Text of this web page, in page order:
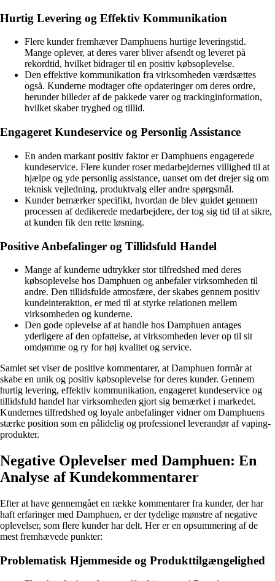
Hurtig Levering og Effektiv Kommunikation
Flere kunder fremhæver Damphuens hurtige leveringstid.
Mange oplever, at deres varer bliver afsendt og leveret på
rekordtid, hvilket bidrager til en positiv købsoplevelse.
Den effektive kommunikation fra virksomheden værdsættes
også. Kunderne modtager ofte opdateringer om deres ordre,
herunder billeder af de pakkede varer og trackinginformation,
hvilket skaber tryghed og tillid.
Engageret Kundeservice og Personlig Assistance
En anden markant positiv faktor er Damphuens engagerede
kundeservice. Flere kunder roser medarbejdernes villighed til at
hjælpe og yde personlig assistance, uanset om det drejer sig om
teknisk vejledning, produktvalg eller andre spørgsmål.
Kunder bemærker specifikt, hvordan de blev guidet gennem
processen af dedikerede medarbejdere, der tog sig tid til at sikre,
at kunden fik den rette løsning.
Positive Anbefalinger og Tillidsfuld Handel
Mange af kunderne udtrykker stor tilfredshed med deres
købsoplevelse hos Damphuen og anbefaler virksomheden til
andre. Den tillidsfulde atmosfære, der skabes gennem positiv
kundeinteraktion, er med til at styrke relationen mellem
virksomheden og kunderne.
Den gode oplevelse af at handle hos Damphuen antages
yderligere af den opfattelse, at virksomheden lever op til sit
omdømme og ry for høj kvalitet og service.
Samlet set viser de positive kommentarer, at Damphuen formår at
skabe en unik og positiv købsoplevelse for deres kunder. Gennem
hurtig levering, effektiv kommunikation, engageret kundeservice og
tillidsfuld handel har virksomheden gjort sig bemærket i markedet.
Kundernes tilfredshed og loyale anbefalinger vidner om Damphuens
stærke position som en pålidelig og professionel leverandør af vaping-
produkter.
Negative Oplevelser med Damphuen: En
Analyse af Kundekommentarer
Efter at have gennemgået en række kommentarer fra kunder, der har
haft erfaringer med Damphuen, er der tydelige mønstre af negative
oplevelser, som flere kunder har delt. Her er en opsummering af de
mest fremhævede punkter:
Problematisk Hjemmeside og Produkttilgængelighed